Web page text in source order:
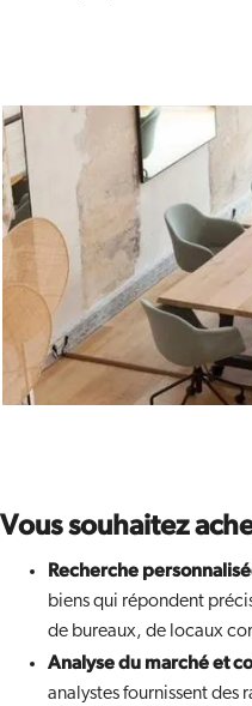
Vous souhaitez
Recherche
biens qui répondent
de bureaux, de locaux
Analyse du marché et
analystes fournissent des